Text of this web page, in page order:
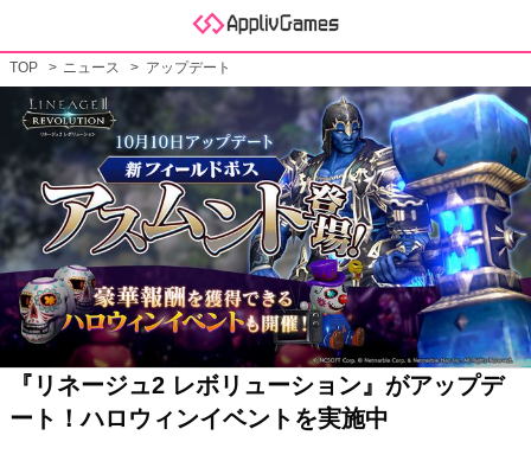
TOP ニュース アップデート
『リネージュ2 レボリューション』がアップデ
ート！ハロウィンイベントを実施中